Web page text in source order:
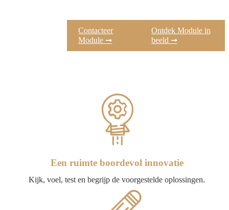
Contacteer
Module ➞
Ontdek Module in
beeld ➞
Een ruimte boordevol innovatie
Kijk, voel, test en begrijp de voorgestelde oplossingen.